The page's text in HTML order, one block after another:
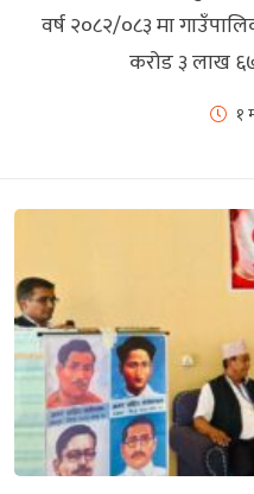
वर्ष २०८२/०८३ मा
करोड ३ लाख
१